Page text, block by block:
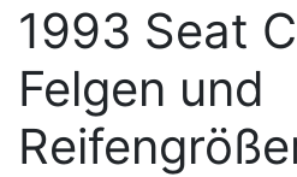
1993 Seat
Felgen und